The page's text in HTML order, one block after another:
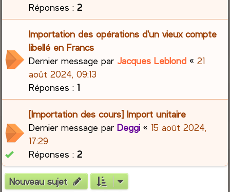
Réponses :2
Importation des opérations d'un vieux compte
libellé en Francs
Dernier message parJacques Leblond «21
août 2024, 09:13
Réponses :1
[Importation des cours] Import unitaire
Dernier message parDeggi « 15 août 2024,
17:29
Réponses :2
Nouveau sujet